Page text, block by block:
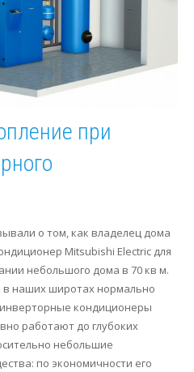
при
о том, как владелец дома
Mitsubishi Electric для
небольшого дома в 70 кв м.
в наших широтах нормально
кондиционеры
работают до глубоких
небольшие
по экономичности его